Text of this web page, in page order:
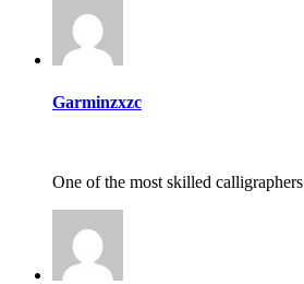
Garminzxzc
One of the most skilled calligraphers